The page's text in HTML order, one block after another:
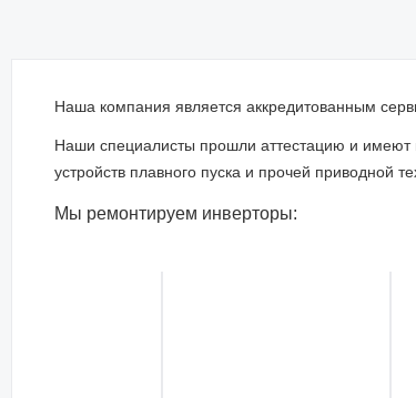
Наша компания является аккредитованным
Наши специалисты прошли аттестацию и имеют
устройств плавного пуска и прочей приводной
Мы ремонтируем инверторы: